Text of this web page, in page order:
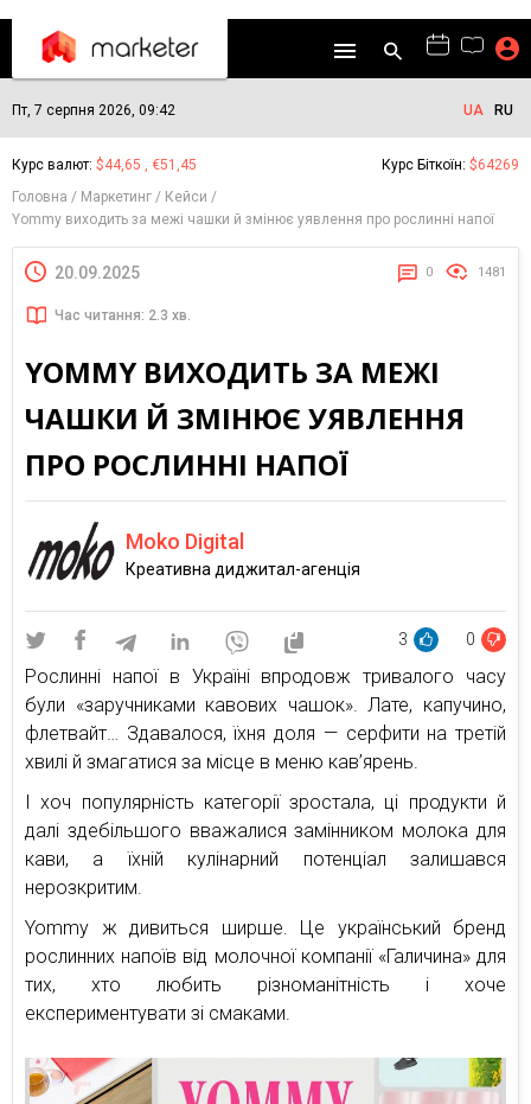
Пт, 7 серпня 2026, 09:42 UA RU
Курс валют: $44,65 , €51,45 Курс Біткоїн: $64269
Головна
Маркетинг
Кейси
Yommy виходить за межі чашки й змінює уявлення про рослинні напої
20.09.2025 0 1481
Час читання: 2.3 хв.
YOMMY ВИХОДИТЬ ЗА МЕЖІ
ЧАШКИ Й ЗМІНЮЄ УЯВЛЕННЯ
ПРО РОСЛИННІ НАПОЇ
Moko Digital
Креативна диджитал-агенція
3 0
Рослинні напої в Україні впродовж тривалого часу
були «заручниками кавових чашок». Лате, капучино,
флетвайт… Здавалося, їхня доля — серфити на третій
хвилі й змагатися за місце в меню кав’ярень.
І хоч популярність категорії зростала, ці продукти й
далі здебільшого вважалися замінником молока для
кави, а їхній кулінарний потенціал залишався
нерозкритим.
Yommy ж дивиться ширше. Це український бренд
рослинних напоїв від молочної компанії «Галичина» для
тих, хто любить різноманітність і хоче
експериментувати зі смаками.